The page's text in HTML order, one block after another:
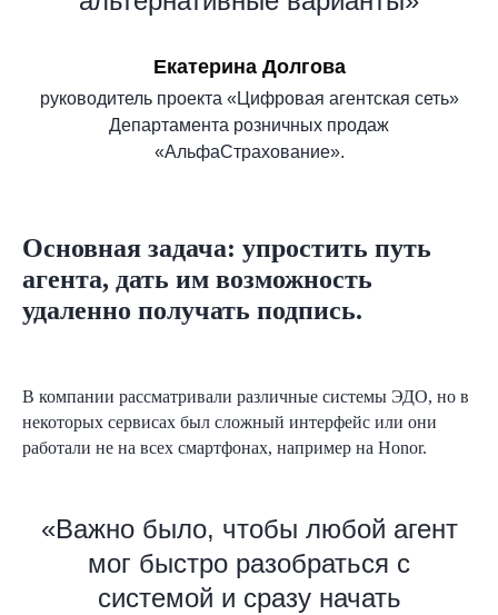
Екатерина Долгова
руководитель проекта «Цифровая агентская сеть»
Департамента розничных продаж
«АльфаСтрахование».
Основная задача: упростить путь
агента, дать им возможность
удаленно получать подпись.
В компании рассматривали различные системы ЭДО, но в
некоторых сервисах был сложный интерфейс или они
работали не на всех смартфонах, например на Honor.
«Важно было, чтобы любой агент
мог быстро разобраться с
системой и сразу начать